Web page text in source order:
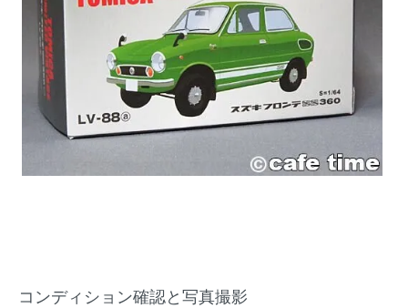
コンディション確認と写真撮影